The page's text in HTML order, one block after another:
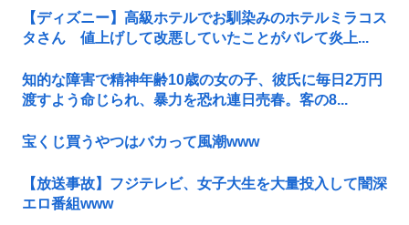
【ディズニー】高級ホテルでお馴染みのホテルミラコス
タさん 値上げして改悪していたことがバレて炎上...
知的な障害で精神年齢10歳の女の子、彼氏に毎日2万円
渡すよう命じられ、暴力を恐れ連日売春。客の8...
宝くじ買うやつはバカって風潮www
【放送事故】フジテレビ、女子大生を大量投入して闇深
エロ番組www